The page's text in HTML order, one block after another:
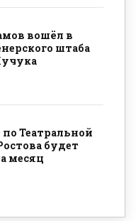
вошёл в
штаба
Театральной
будет
месяц